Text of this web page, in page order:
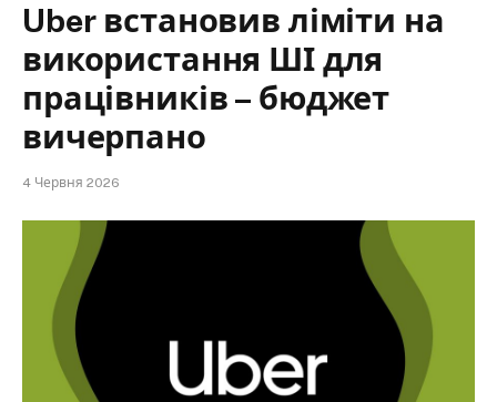
Uber встановив ліміти на
використання ШІ для
працівників – бюджет
вичерпано
4 Червня 2026